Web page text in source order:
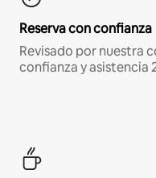
Reserva con confianza
Revisado por nuestra
confianza y asistencia